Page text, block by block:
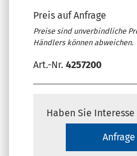
Preis auf Anfrage
Preise sind unverbindliche
Händlers können abweichen.
Art.-Nr. 4257200
Haben Sie